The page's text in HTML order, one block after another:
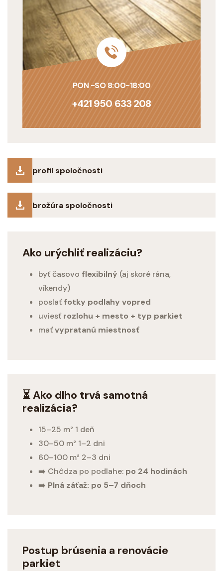
PON -SO 8:00-18:00
+421 950 633 208
profil spoločnosti
brožúra spoločnosti
Ako urýchliť realizáciu?
byť časovo flexibilný (aj skoré rána,
víkendy)
poslať fotky podlahy vopred
uviesť rozlohu + mesto + typ parkiet
maťvypratanú miestnosť
⏳ Ako dlho trvá samotná
realizácia?
15–25 m² 1 deň
30–50 m² 1–2 dni
60–100 m² 2–3 dni
➡️ Chôdza po podlahe: po 24 hodinách
➡️ Plná záťaž: po 5–7 dňoch
Postup brúsenia a renovácie
parkiet